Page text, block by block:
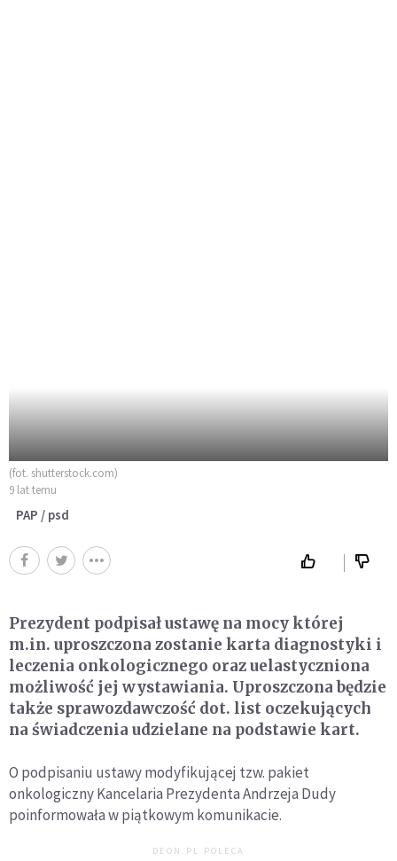
(fot. shutterstock.com)
9 lat temu
PAP / psd
Prezydent podpisał ustawę na mocy której
m.in. uproszczona zostanie karta diagnostyki i
leczenia onkologicznego oraz uelastyczniona
możliwość jej wystawiania. Uproszczona będzie
także sprawozdawczość dot. list oczekujących
na świadczenia udzielane na podstawie kart.
O podpisaniu ustawy modyfikującej tzw. pakiet
onkologiczny Kancelaria Prezydenta Andrzeja Dudy
poinformowała w piątkowym komunikacie.
DEON.PL POLECA